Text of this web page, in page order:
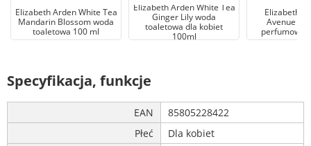
Elizabeth Arden White Tea
Mandarin Blossom woda
toaletowa 100 ml
Elizabeth Arden White Tea
Ginger Lily woda
toaletowa dla kobiet
100ml
Elizabeth
Avenue
Specyfikacja, funkcje
EAN
85805228422
Płeć
Dla kobiet